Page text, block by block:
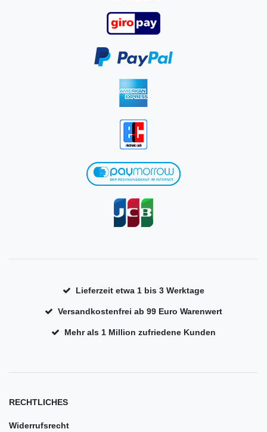
Lieferzeit etwa 1 bis 3 Werktage
Versandkostenfrei ab 99 Euro Warenwert
Mehr als 1 Million zufriedene Kunden
RECHTLICHES
Widerrufsrecht